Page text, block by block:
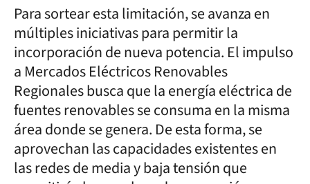
Para sortear esta limitación, se avanza en
múltiples iniciativas para permitir la
incorporación de nueva potencia. El impulso
a Mercados Eléctricos Renovables
Regionales busca que la energía eléctrica de
fuentes renovables se consuma en la misma
área donde se genera. De esta forma, se
aprovechan las capacidades existentes en
las redes de media y baja tensión que